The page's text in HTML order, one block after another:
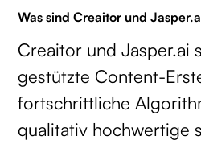
Was sind Creaitor und
Creaitor und Jasper.ai
gestützte Content-
fortschrittliche
qualitativ hochwertige